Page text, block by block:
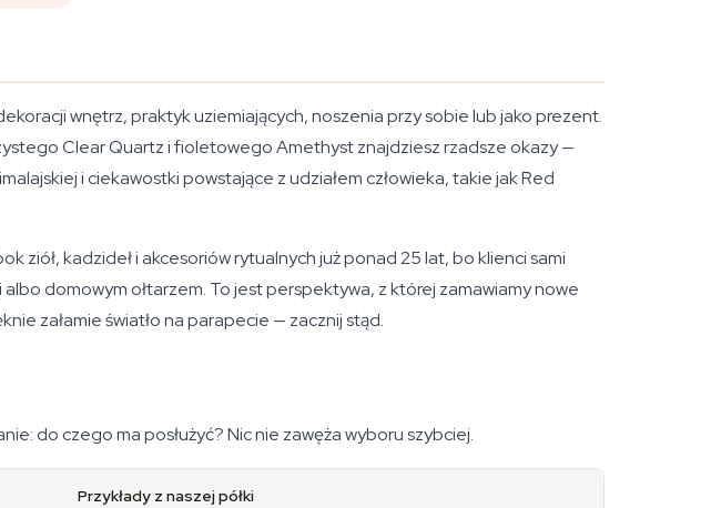
wnętrz, praktyk uziemiających, noszenia przy sobie lub jako prezent.
Clear Quartz i fioletowego Amethyst znajdziesz rzadsze okazy —
i ciekawostki powstające z udziałem człowieka, takie jak Red
ziół, kadzideł i akcesoriów rytualnych już ponad 25 lat, bo klienci sami
domowym ołtarzem. To jest perspektywa, z której zamawiamy nowe
załamie światło na parapecie — zacznij stąd.
do czego ma posłużyć? Nic nie zawęża wyboru szybciej.
Przykłady z naszej półki